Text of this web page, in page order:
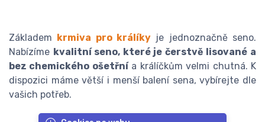
Základem krmiva pro králíky je jednoznačně seno.
Nabízíme kvalitní seno, které je čerstvě lisované a
bez chemického ošetřnía králíčkům velmi chutná. K
dispozici máme větší i menší balení sena, vybírejte dle
vašich potřeb.